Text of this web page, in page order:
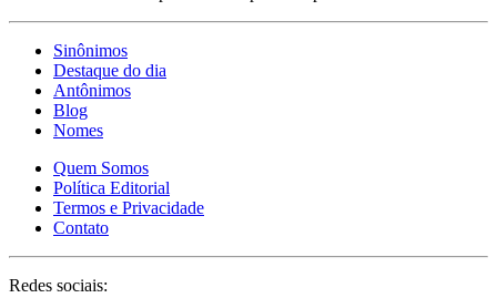
Sinônimos
Destaque do dia
Antônimos
Blog
Nomes
Quem Somos
Política Editorial
Termos e Privacidade
Contato
Redes sociais: